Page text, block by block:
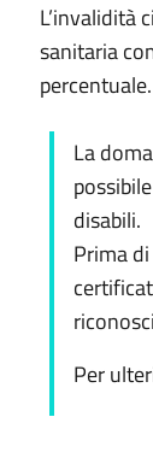
L’invalidità
sanitaria
percentuale.
La
disabili.
Prima
Per